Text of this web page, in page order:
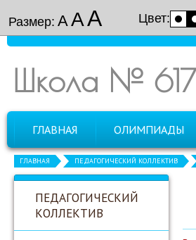
Размер: ААА Цвет:
Школа № 617
ГЛАВНАЯ ОЛИМПИАДЫ
ГЛАВНАЯ ПЕДАГОГИЧЕСКИЙ КОЛЛЕКТИВ
ПЕДАГОГИЧЕСКИЙ
КОЛЛЕКТИВ